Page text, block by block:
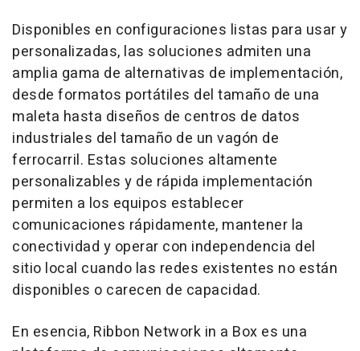
Disponibles en configuraciones listas para usar y
personalizadas, las soluciones admiten una
amplia gama de alternativas de implementación,
desde formatos portátiles del tamaño de una
maleta hasta diseños de centros de datos
industriales del tamaño de un vagón de
ferrocarril. Estas soluciones altamente
personalizables y de rápida implementación
permiten a los equipos establecer
comunicaciones rápidamente, mantener la
conectividad y operar con independencia del
sitio local cuando las redes existentes no están
disponibles o carecen de capacidad.
En esencia, Ribbon Network in a Box es una